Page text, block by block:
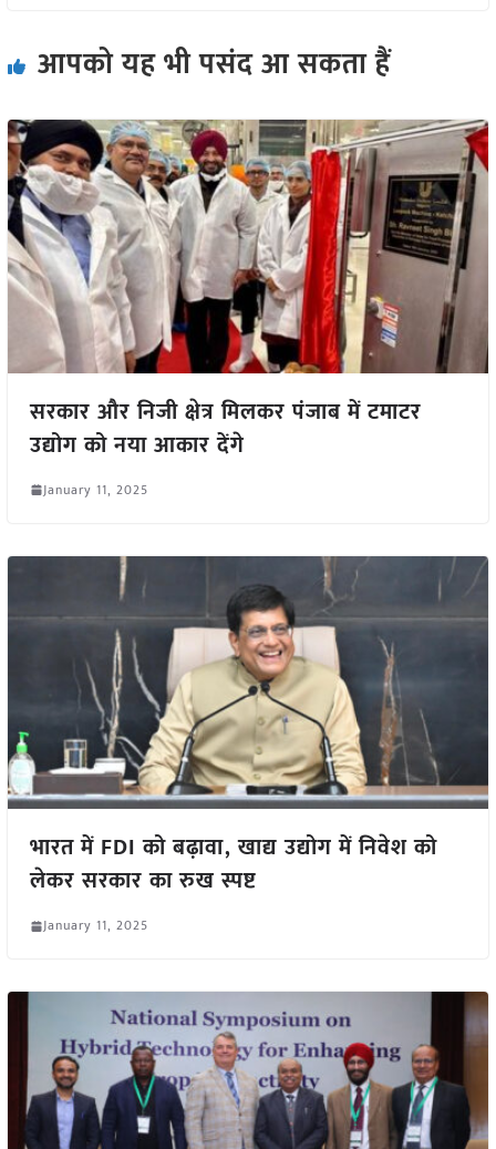
आपको यह भी पसंद आ सकता हैं
सरकार और निजी क्षेत्र मिलकर पंजाब में टमाटर
उद्योग को नया आकार देंगे
January 11, 2025
भारत में FDI को बढ़ावा, खाद्य उद्योग में निवेश को
लेकर सरकार का रुख स्पष्ट
January 11, 2025